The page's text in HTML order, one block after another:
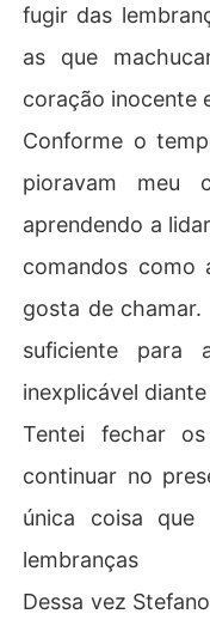
fugir das
as que
coração inocente
Conforme o
pioravam meu
aprendendo a
comandos como
gosta de
suficiente
inexplicável
Tentei fechar
continuar no
única coisa
lembranças
Dessa vez